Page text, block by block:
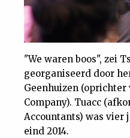
"We waren boos", zei
georganiseerd door
Geenhuizen
Company). Tuacc
Accountants) was vier
eind 2014.